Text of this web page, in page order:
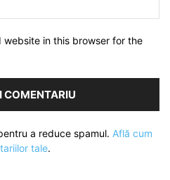
website in this browser for the
a reduce spamul. Află cum
tale.